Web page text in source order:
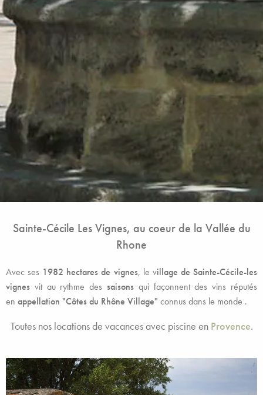
Sainte-Cécile Les Vignes, au coeur de la Vallée du
Rhone
Avec ses 1982 hectares de vignes, le village de Sainte-Cécile-les
vignes vit au rythme des saisons qui façonnent des vins réputés
en appellation "Côtes du Rhône Village" connus dans le monde .
Toutes nos locations de vacances avec piscine en Provence.